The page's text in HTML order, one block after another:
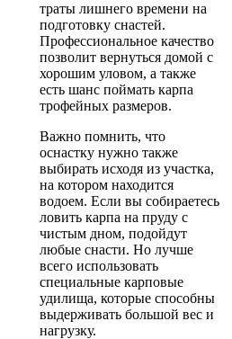
траты лишнего времени на
подготовку снастей.
Профессиональное качество
позволит вернуться домой с
хорошим уловом, а также
есть шанс поймать карпа
трофейных размеров.
Важно помнить, что
оснастку нужно также
выбирать исходя из участка,
на котором находится
водоем. Если вы собираетесь
ловить карпа на пруду с
чистым дном, подойдут
любые снасти. Но лучше
всего использовать
специальные карповые
удилища, которые способны
выдерживать большой вес и
нагрузку.